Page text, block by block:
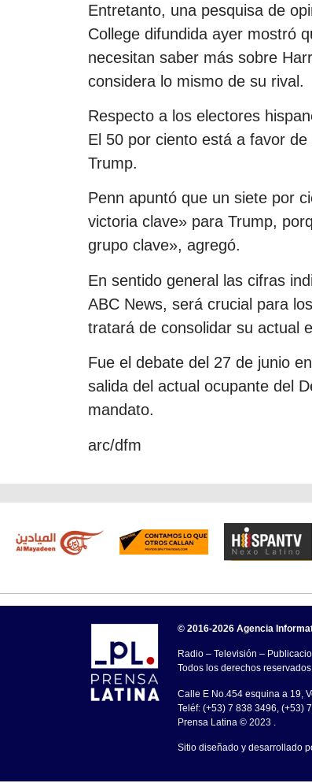
Entretanto, una pesquisa de
College difundida ayer mostró
necesitan saber más sobre
considera lo mismo de su rival.
Respecto a los electores
El 50 por ciento está a favor
Trump.
Penn apuntó que un siete por
victoria clave» para Trump,
grupo clave», agregó.
En sentido general las cifras
ABC News, será crucial para
tratará de consolidar su actual
Fue el debate del 27 de junio
salida del actual ocupante del
mandato.
arc/dfm
© 2016-2026 Agencia
Radio – Televisión –
Todos los derechos
Calle E No.454 esquina a 19,
Teléf: (+53) 7 838 3496, (+53)
Prensa Latina © 2023 .
Sitio diseñado y desarrollado